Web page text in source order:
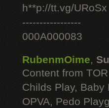
h**p://tt.vg/URoSx
-----------------
000A000083
RubenmOime,
Content from
Childs Play,
OPVA, Pedo